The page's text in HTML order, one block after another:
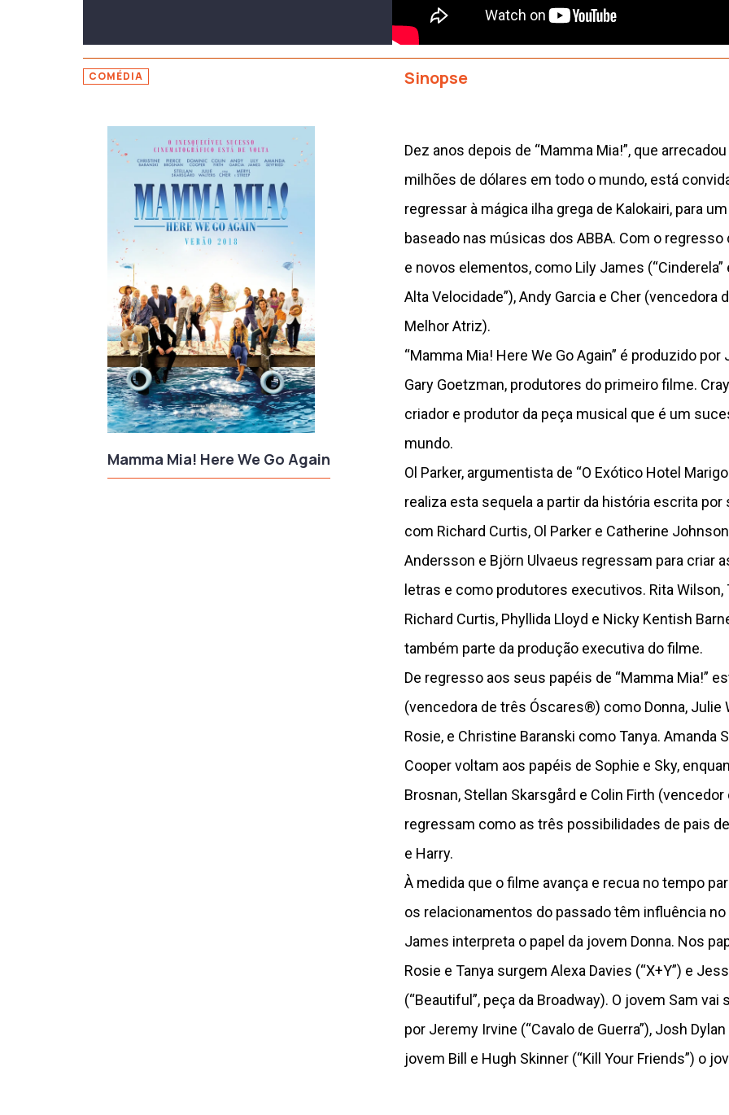
COMÉDIA Sinopse
Mamma Mia! Here We Go Again
Dez anos depois de “Mamma Mia!”, que
milhões de dólares em todo o mundo, está
regressar à mágica ilha grega de Kalokairi, para
baseado nas músicas dos ABBA. Com o regresso
e novos elementos, como Lily James (“Cinderela”
Alta Velocidade”), Andy Garcia e Cher (vencedora
Melhor Atriz).
“Mamma Mia! Here We Go Again” é produzido por
Gary Goetzman, produtores do primeiro filme.
criador e produtor da peça musical que é um
mundo.
Ol Parker, argumentista de “O Exótico Hotel
realiza esta sequela a partir da história escrita por
com Richard Curtis, Ol Parker e Catherine
Andersson e Björn Ulvaeus regressam para criar
letras e como produtores executivos. Rita Wilson,
Richard Curtis, Phyllida Lloyd e Nicky Kentish
também parte da produção executiva do filme.
De regresso aos seus papéis de “Mamma Mia!”
(vencedora de três Óscares®) como Donna, Julie
Rosie, e Christine Baranski como Tanya. Amanda
Cooper voltam aos papéis de Sophie e Sky,
Brosnan, Stellan Skarsgård e Colin Firth
regressam como as três possibilidades de pais
e Harry.
À medida que o filme avança e recua no tempo
os relacionamentos do passado têm influência no
James interpreta o papel da jovem Donna. Nos
Rosie e Tanya surgem Alexa Davies (“X+Y”) e
(“Beautiful”, peça da Broadway). O jovem Sam vai
por Jeremy Irvine (“Cavalo de Guerra”), Josh
jovem Bill e Hugh Skinner (“Kill Your Friends”) o